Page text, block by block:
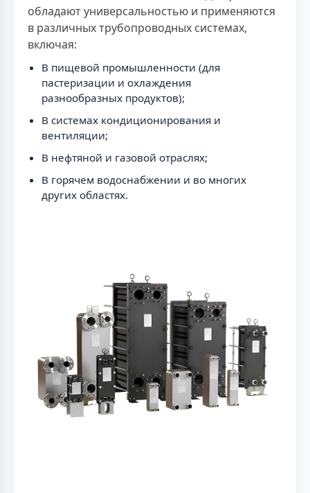
обладают универсальностью и применяются
в различных трубопроводных системах,
включая:
В пищевой промышленности (для
пастеризации и охлаждения
разнообразных продуктов);
В системах кондиционирования и
вентиляции;
В нефтяной и газовой отраслях;
В горячем водоснабжении и во многих
других областях.